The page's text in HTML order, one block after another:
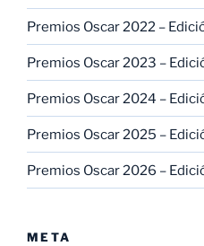
Premios Oscar 2022 –
Premios Oscar 2023 –
Premios Oscar 2024 –
Premios Oscar 2025 –
Premios Oscar 2026 –
META